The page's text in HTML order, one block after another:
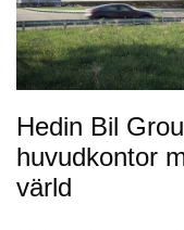
Hedin Bil
huvudkontor
värld